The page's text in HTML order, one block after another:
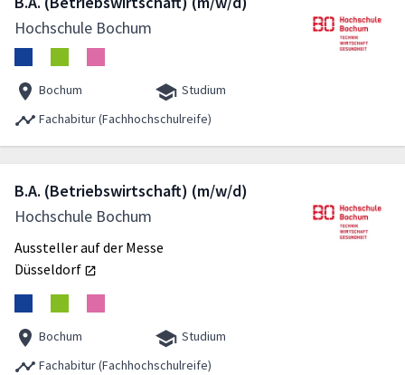
Hochschule Bochum
Bochum
Studium
Fachabitur (Fachhochschulreife)
B.A. (Betriebswirtschaft) (m/w/d)
Hochschule Bochum
Aussteller auf der Messe
Düsseldorf
Bochum
Studium
Fachabitur (Fachhochschulreife)